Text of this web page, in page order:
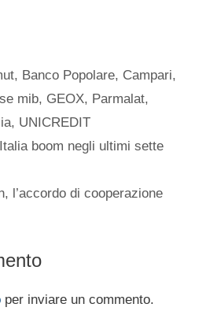
, Banco Popolare, Campari,
mib, GEOX, Parmalat,
, UNICREDIT
boom negli ultimi sette
l’accordo di cooperazione
per inviare un commento.